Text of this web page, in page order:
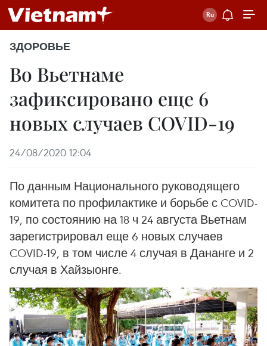
ЗДОРОВЬЕ
Во Вьетнаме
зафиксировано еще 6
новых случаев COVID-19
24/08/2020 12:04
По данным Национального руководящего
комитета по профилактике и борьбе с COVID-
19, по состоянию на 18 ч 24 августа Вьетнам
зарегистрировал еще 6 новых случаев
COVID-19, в том числе 4 случая в Дананге и 2
случая в Хайзыонге.